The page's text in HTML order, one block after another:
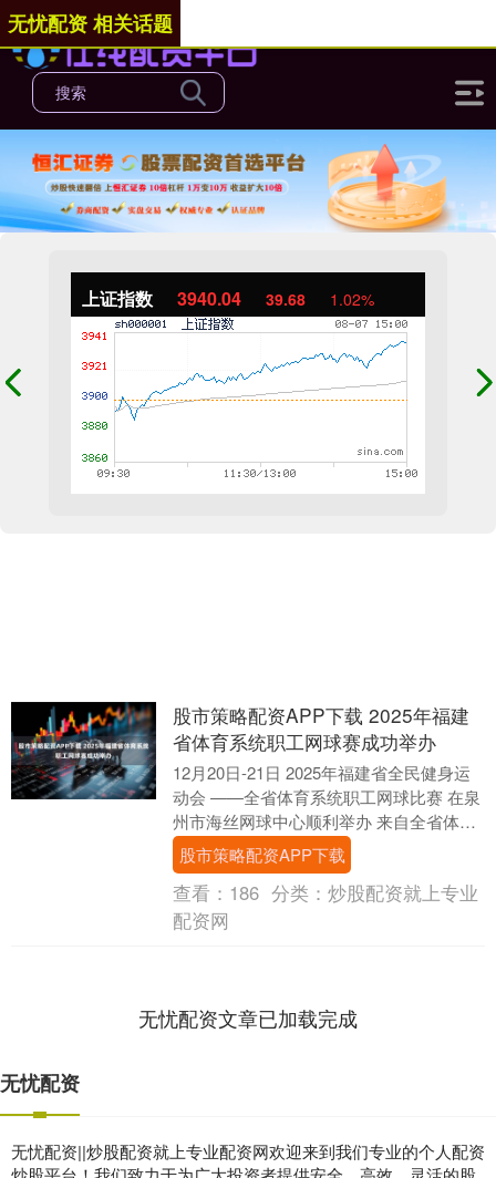
上证指数 3940.04 39.68 1.02%
无忧配资 相关话题
股市策略配资APP下载 2025年福建
省体育系统职工网球赛成功举办
12月20日-21日 2025年福建省全民健身运
动会 ——全省体育系统职工网球比赛 在泉
州市海丝网球中心顺利举办 来自全省体育
系统的14支代表队 近200名选手....
股市策略配资APP下载
查看： 186 分类： 炒股配资就上专业
配资网
无忧配资文章已加载完成
无忧配资
无忧配资||炒股配资就上专业配资网欢迎来到我们专业的个人配资